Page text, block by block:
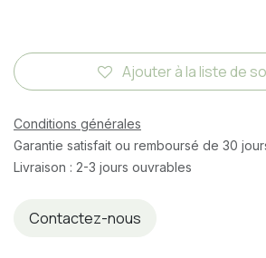
Ajouter à la liste de
Conditions générales
Garantie satisfait ou remboursé de 30
Livraison : 2-3 jours ouvrables
Contactez-nous